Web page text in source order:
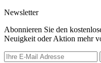
Newsletter
Abonnieren Sie den
Neuigkeit oder Aktion mehr